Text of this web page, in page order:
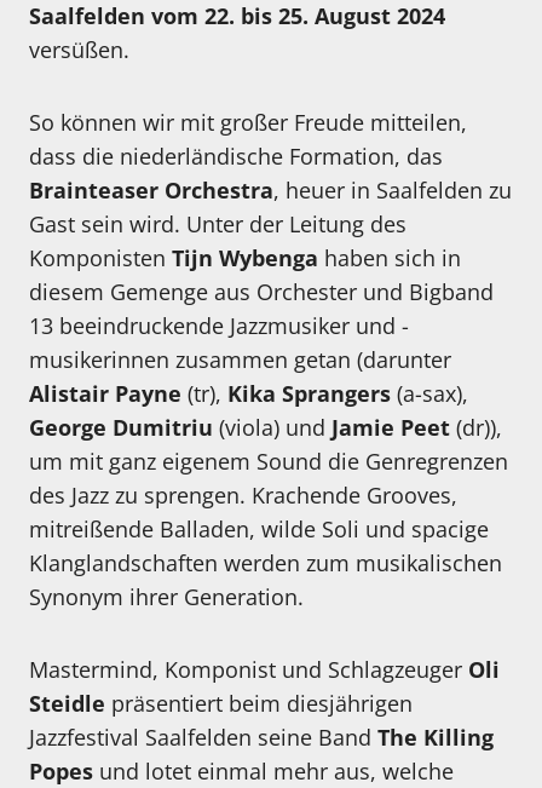
Saalfelden vom 22. bis 25. August 2024
versüßen.
So können wir mit großer Freude mitteilen,
dass die niederländische Formation, das
Brainteaser Orchestra, heuer in Saalfelden zu
Gast sein wird. Unter der Leitung des
Komponisten Tijn Wybenga haben sich in
diesem Gemenge aus Orchester und Bigband
13 beeindruckende Jazzmusiker und -
musikerinnen zusammen getan (darunter
Alistair Payne (tr), Kika Sprangers (a-sax),
George Dumitriu (viola) und Jamie Peet (dr)),
um mit ganz eigenem Sound die Genregrenzen
des Jazz zu sprengen. Krachende Grooves,
mitreißende Balladen, wilde Soli und spacige
Klanglandschaften werden zum musikalischen
Synonym ihrer Generation.
Mastermind, Komponist und Schlagzeuger Oli
Steidle präsentiert beim diesjährigen
Jazzfestival Saalfelden seine Band The Killing
Popes und lotet einmal mehr aus, welche